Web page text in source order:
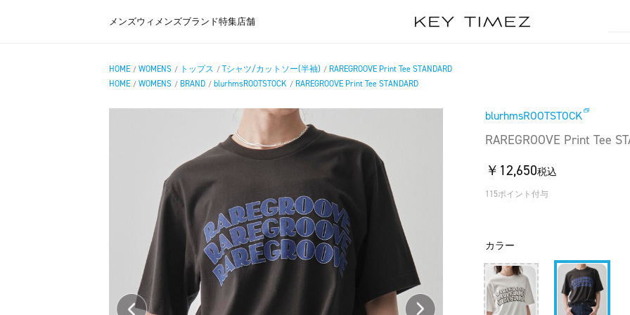
メンズウィメンズブランド特集店舗
HOME / WOMENS / トップス / Tシャツ/カットソー(半袖) / RAREGROOVE Print Tee STANDARD
HOME / WOMENS / BRAND / blurhmsROOTSTOCK / RAREGROOVE Print Tee STANDARD
blurhmsROOTSTOCK
RAREGROOVE Print Tee
￥12,650税込
115ポイント付与
カラー